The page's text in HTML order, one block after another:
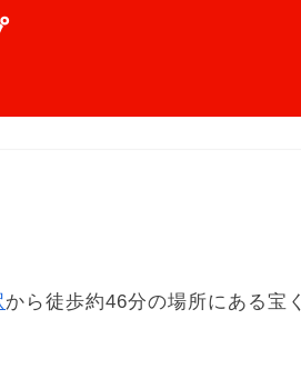
から徒歩約46分の場所にある宝